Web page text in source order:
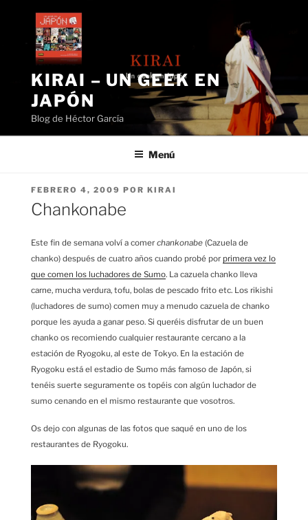
contenido
KIRAI – UN GEEK EN
JAPÓN
Blog de Héctor García
Menú
PUBLICADO
EL
FEBRERO 4, 2009 POR KIRAI
Chankonabe
Este fin de semana volví a comerchankonabe (Cazuela de
chanko) después de cuatro años cuando probé por primera vez lo
que comen los luchadores de Sumo. La cazuela chanko lleva
carne, mucha verdura, tofu, bolas de pescado frito etc. Los rikishi
(luchadores de sumo) comen muy a menudo cazuela de chanko
porque les ayuda a ganar peso. Si queréis disfrutar de un buen
chanko os recomiendo cualquier restaurante cercano a la
estación de Ryogoku, al este de Tokyo. En la estación de
Ryogoku está el estadio de Sumo más famoso de Japón, si
tenéis suerte seguramente os topéis con algún luchador de
sumo cenando en el mismo restaurante que vosotros.
Os dejo con algunas de las fotos que saqué en uno de los
restaurantes de Ryogoku.